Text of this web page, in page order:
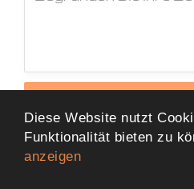
Diese Website nutzt
Funktionalität bieten zu
anzeigen